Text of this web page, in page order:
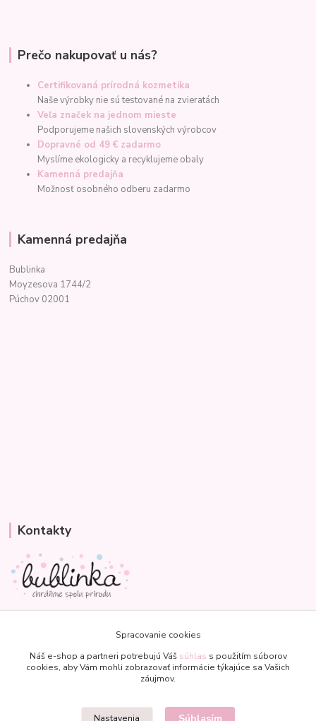
Prečo nakupovať u nás?
Certifikovaná prírodná kozmetika
Naše výrobky nie sú testované na zvieratách
Veľa značek na jednom mieste
Podporujeme našich slovenských výrobcov
Dopravné od 49 € zadarmo
Myslíme ekologicky a recyklujeme obaly
Kamenná predajňa
Možnosť osobného odberu zadarmo
Kamenná predajňa
Bublinka
Moyzesova 1744/2
Púchov 02001
Kontakty
+421 907 977 470
bublinkapu@gmail.com
Spracovanie cookies
Náš e-shop a partneri potrebujú Váš súhlas s použitím súborov
cookies, aby Vám mohli zobrazovať informácie týkajúce sa Vašich
záujmov.
Nastavenia